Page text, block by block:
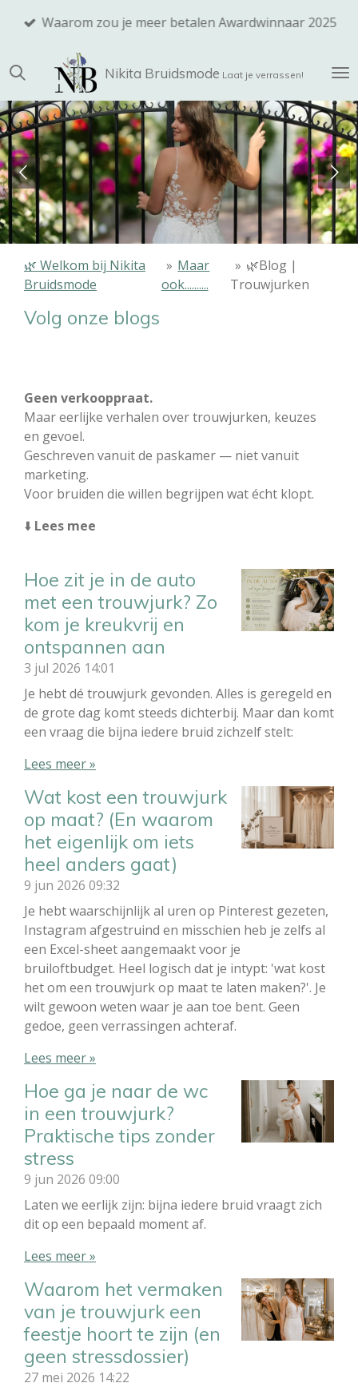
de
hoofdinhoud
Nikita Bruidsmode Laat je verrassen!
Waarom zou je meer betalen Awardwinnaar 2025
🌿 Welkom bij Nikita
Bruidsmode
» Maar
ook..........
» 🌿Blog |
Trouwjurken
Volg onze blogs
Geen verkooppraat.
Maar eerlijke verhalen over trouwjurken, keuzes
en gevoel.
Geschreven vanuit de paskamer — niet vanuit
marketing.
Voor bruiden die willen begrijpen wat écht klopt.
⬇️ Lees mee
Hoe zit je in de auto
met een trouwjurk? Zo
kom je kreukvrij en
ontspannen aan
3 jul 2026 14:01
Je hebt dé trouwjurk gevonden. Alles is geregeld en
de grote dag komt steeds dichterbij. Maar dan komt
een vraag die bijna iedere bruid zichzelf stelt:
Lees meer »
Wat kost een trouwjurk
op maat? (En waarom
het eigenlijk om iets
heel anders gaat)
9 jun 2026 09:32
Je hebt waarschijnlijk al uren op Pinterest gezeten,
Instagram afgestruind en misschien heb je zelfs al
een Excel-sheet aangemaakt voor je
bruiloftbudget. Heel logisch dat je intypt: 'wat kost
het om een trouwjurk op maat te laten maken?'. Je
wilt gewoon weten waar je aan toe bent. Geen
gedoe, geen verrassingen achteraf.
Lees meer »
Hoe ga je naar de wc
in een trouwjurk?
Praktische tips zonder
stress
9 jun 2026 09:00
Laten we eerlijk zijn: bijna iedere bruid vraagt zich
dit op een bepaald moment af.
Lees meer »
Waarom het vermaken
van je trouwjurk een
feestje hoort te zijn (en
geen stressdossier)
27 mei 2026 14:22